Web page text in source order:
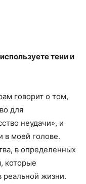
тени и
говорит о том,
для
неудачи», и
в моей голове.
в определенных
которые
реальной жизни.